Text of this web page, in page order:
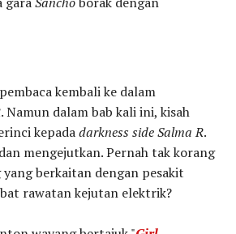
kembali ke dalam
. Namun dalam bab kali ini, kisah
kepadadarkness side Salma R.
mengejutkan. Pernah tak korang
berkaitan dengan pesakit
rawatan kejutan elektrik?